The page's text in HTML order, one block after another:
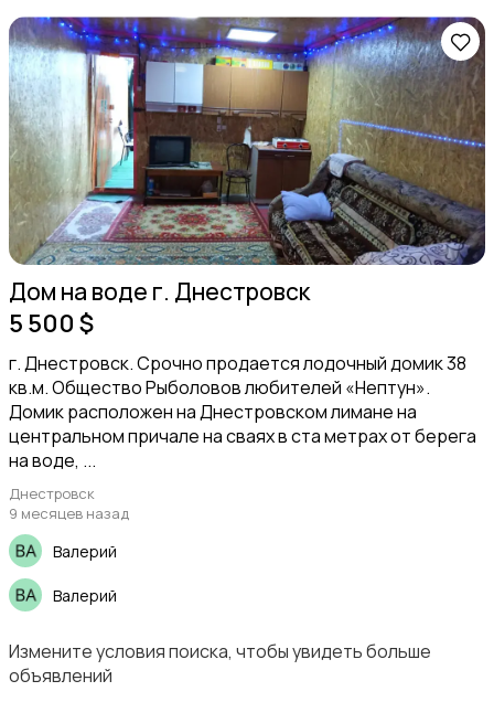
Коммерческая недвижимость1
Продажа дома
Продажа участка
Дом на воде г. Днестровск
5 500 $
г. Днестровск. Срочно продается лодочный домик 38
кв.м. Общество Рыболовов любителей «Нептун».
Домик расположен на Днестровском лимане на
центральном причале на сваях в ста метрах от берега
на воде, ...
Днестровск
9 месяцев назад
Валерий
Валерий
Измените условия поиска, чтобы увидеть больше
объявлений